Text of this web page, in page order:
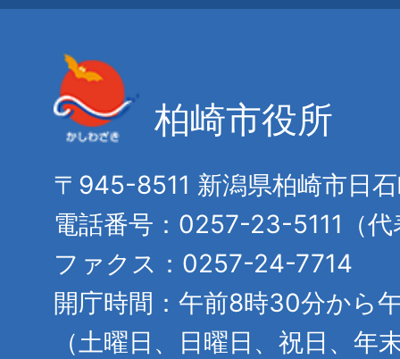
柏崎市役所
〒945-8511 新潟県柏崎市日
電話番号：0257-23-5111（代
ファクス：0257-24-7714
開庁時間：午前8時30分から
（土曜日、日曜日、祝日、年